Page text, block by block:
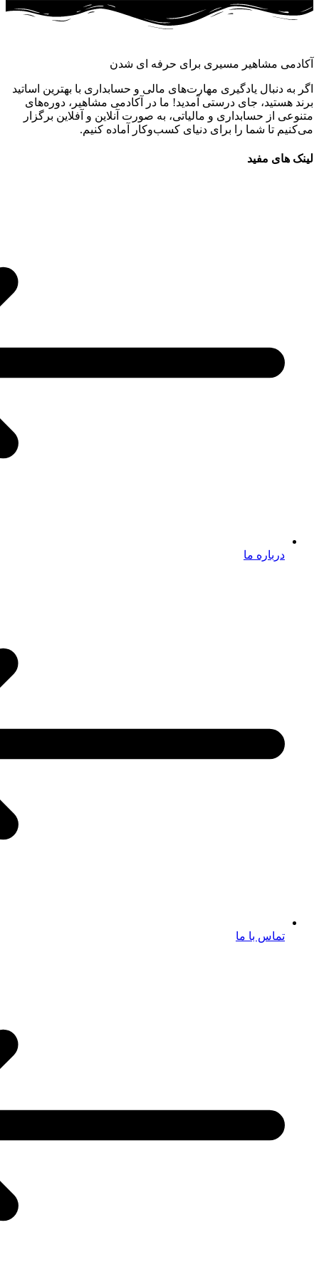
آکادمی مشاهیر مسیری برای حرفه ای شدن
اگر به دنبال یادگیری مهارت‌های مالی و حسابداری با بهترین اساتید
برند هستید، جای درستی آمدید! ما در آکادمی مشاهیر، دوره‌های
متنوعی از حسابداری و مالیاتی، به صورت آنلاین و آفلاین برگزار
می‌کنیم تا شما را برای دنیای کسب‌وکار آماده کنیم.
لینک های مفید
درباره ما
تماس با ما